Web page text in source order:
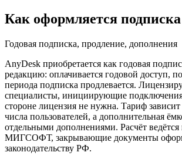
Как оформляется подписка
Годовая подписка, продление, дополнения
AnyDesk приобретается как годовая
редакцию: оплачивается годовой доступ,
периода подписка продлевается.
специалисты, инициирующие
стороне лицензия не нужна. Тариф
числа пользователей, а дополнительная
отдельными дополнениями. Расчёт ведётся
МИГСОФТ, закрывающие документы
законодательству РФ.